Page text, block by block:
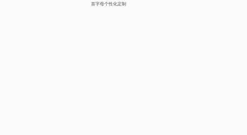
首字母个性化定制